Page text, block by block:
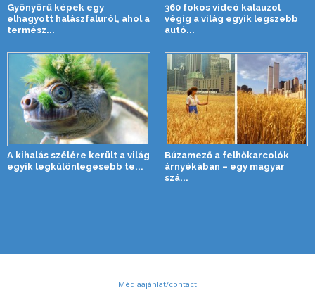
Gyönyörű képek egy
elhagyott halászfaluról, ahol a
termész...
360 fokos videó kalauzol
végig a világ egyik legszebb
autó...
A kihalás szélére került a világ
egyik legkülönlegesebb te...
Búzamező a felhőkarcolók
árnyékában – egy magyar
szá...
Médiaajánlat/contact